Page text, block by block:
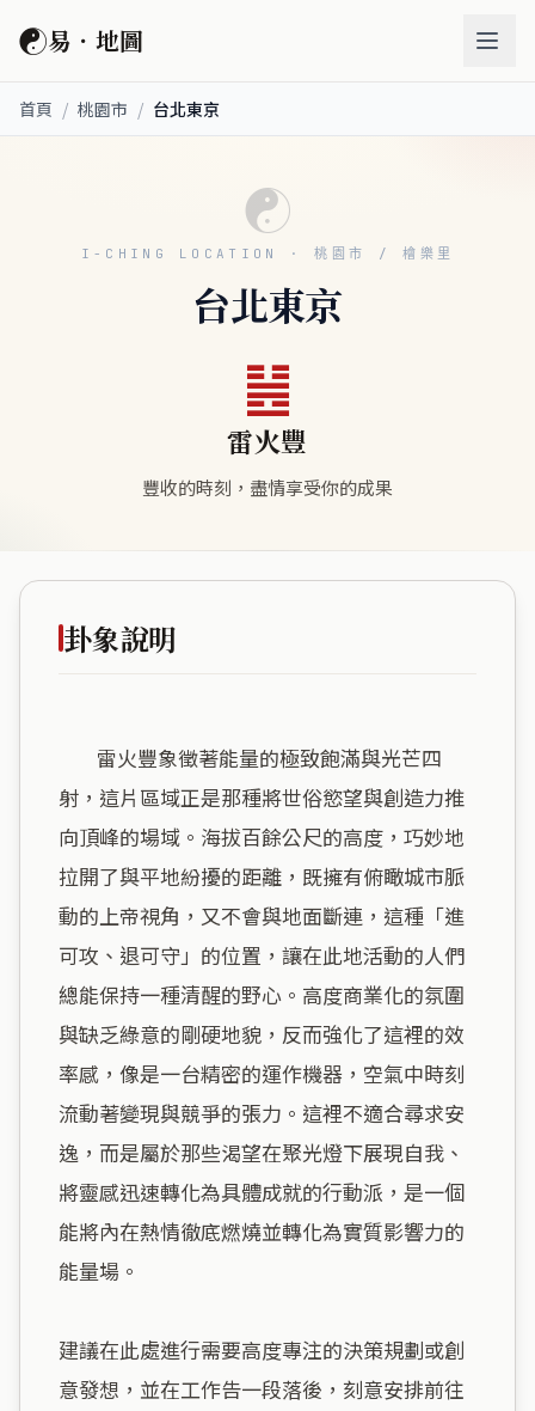
☯易．地圖
首頁 / 桃園市 / 台北東京
☯
I-CHING LOCATION · 桃園市 / 檜樂里
台北東京
䷶
雷火豐
豐收的時刻，盡情享受你的成果
卦象說明
射，這片區域正是那種將世俗慾望與創造力推
向頂峰的場域。海拔百餘公尺的高度，巧妙地
拉開了與平地紛擾的距離，既擁有俯瞰城市脈
動的上帝視角，又不會與地面斷連，這種「進
可攻、退可守」的位置，讓在此地活動的人們
總能保持一種清醒的野心。高度商業化的氛圍
與缺乏綠意的剛硬地貌，反而強化了這裡的效
率感，像是一台精密的運作機器，空氣中時刻
流動著變現與競爭的張力。這裡不適合尋求安
逸，而是屬於那些渴望在聚光燈下展現自我、
將靈感迅速轉化為具體成就的行動派，是一個
能將內在熱情徹底燃燒並轉化為實質影響力的
能量場。
建議在此處進行需要高度專注的決策規劃或創
意發想，並在工作告一段落後，刻意安排前往